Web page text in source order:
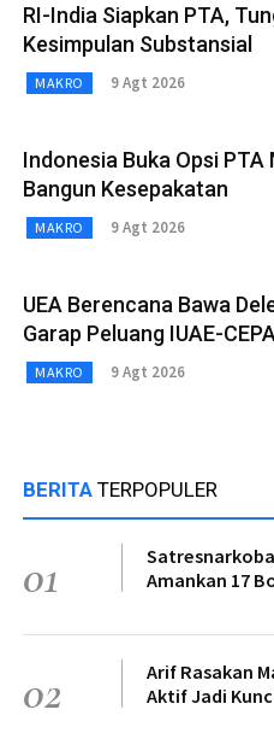
RI-India Siapkan PTA,
Kesimpulan Substansial
MAKRO 9 Agt 2026
Indonesia Buka Opsi
Bangun Kesepakatan
MAKRO 9 Agt 2026
UEA Berencana Bawa
Garap Peluang IUAE-CEPA
MAKRO 9 Agt 2026
BERITA TERPOPULER
01
Amankan 17
02
Arif Rasakan
Aktif Jadi